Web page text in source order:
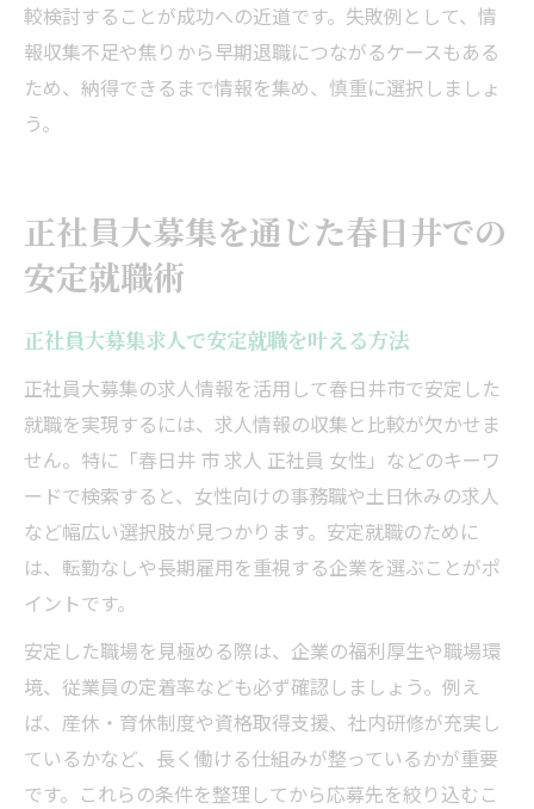
較検討することが成功への近道です。失敗例として、情
報収集不足や焦りから早期退職につながるケースもある
ため、納得できるまで情報を集め、慎重に選択しましょ
う。
正社員大募集を通じた春日井での
安定就職術
正社員大募集求人で安定就職を叶える方法
正社員大募集の求人情報を活用して春日井市で安定した
就職を実現するには、求人情報の収集と比較が欠かせま
せん。特に「春日井 市 求人 正社員 女性」などのキーワ
ードで検索すると、女性向けの事務職や土日休みの求人
など幅広い選択肢が見つかります。安定就職のために
は、転勤なしや長期雇用を重視する企業を選ぶことがポ
イントです。
安定した職場を見極める際は、企業の福利厚生や職場環
境、従業員の定着率なども必ず確認しましょう。例え
ば、産休・育休制度や資格取得支援、社内研修が充実し
ているかなど、長く働ける仕組みが整っているかが重要
です。これらの条件を整理してから応募先を絞り込むこ